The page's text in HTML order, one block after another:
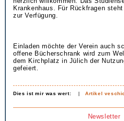
Krankenhaus. Für Rückfragen
zur Verfügung.
Einladen möchte der Verein auch
offene Bücherschrank wird zum
dem Kirchplatz in Jülich der
gefeiert.
Dies ist mir was wert: |Artikel
Newsletter